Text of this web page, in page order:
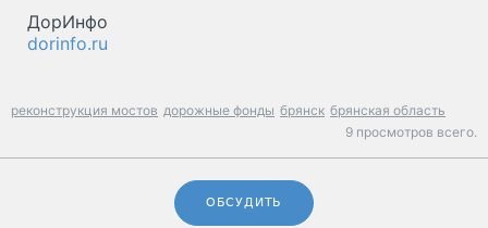
ДорИнфо
dorinfo.ru
реконструкция мостов дорожные фонды брянск брянская область
9 просмотров всего.
ОБСУДИТЬ